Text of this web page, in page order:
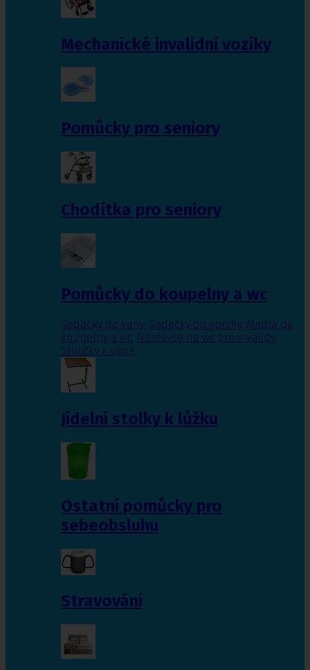
Mechanické invalidní vozíky
Pomůcky pro seniory
Chodítka pro seniory
Pomůcky do koupelny a wc
Sedačky do vany, Sedačky do sprchy, Madla do
koupelny a wc, Nástavce na wc pro invalidy,
Stoličky k vaně
Jídelní stolky k lůžku
Ostatní pomůcky pro
sebeobsluhu
Stravování